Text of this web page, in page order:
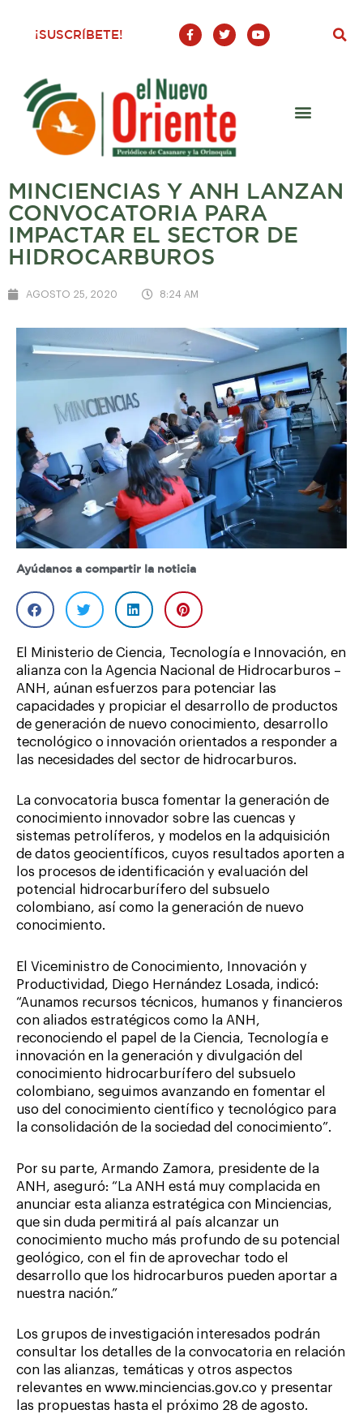
¡SUSCRÍBETE!
F
a
c
o
o
-
T
w
i
Y
o
u
MINCIENCIAS Y ANH LANZAN
CONVOCATORIA PARA
IMPACTAR EL SECTOR DE
HIDROCARBUROS
AGOSTO 25, 2020 8:24 AM
Ayúdanos a compartir la noticia
El Ministerio de Ciencia, Tecnología e Innovación, en
alianza con la Agencia Nacional de Hidrocarburos –
ANH, aúnan esfuerzos para potenciar las
capacidades y propiciar el desarrollo de productos
de generación de nuevo conocimiento, desarrollo
tecnológico o innovación orientados a responder a
las necesidades del sector de hidrocarburos.
La convocatoria busca fomentar la generación de
conocimiento innovador sobre las cuencas y
sistemas petrolíferos, y modelos en la adquisición
de datos geocientíficos, cuyos resultados aporten a
los procesos de identificación y evaluación del
potencial hidrocarburífero del subsuelo
colombiano, así como la generación de nuevo
conocimiento.
El Viceministro de Conocimiento, Innovación y
Productividad, Diego Hernández Losada, indicó:
“Aunamos recursos técnicos, humanos y financieros
con aliados estratégicos como la ANH,
reconociendo el papel de la Ciencia, Tecnología e
innovación en la generación y divulgación del
conocimiento hidrocarburífero del subsuelo
colombiano, seguimos avanzando en fomentar el
uso del conocimiento científico y tecnológico para
la consolidación de la sociedad del conocimiento”.
Por su parte, Armando Zamora, presidente de la
ANH, aseguró: “La ANH está muy complacida en
anunciar esta alianza estratégica con Minciencias,
que sin duda permitirá al país alcanzar un
conocimiento mucho más profundo de su potencial
geológico, con el fin de aprovechar todo el
desarrollo que los hidrocarburos pueden aportar a
nuestra nación.”
Los grupos de investigación interesados podrán
consultar los detalles de la convocatoria en relación
con las alianzas, temáticas y otros aspectos
relevantes en www.minciencias.gov.co y presentar
las propuestas hasta el próximo 28 de agosto.